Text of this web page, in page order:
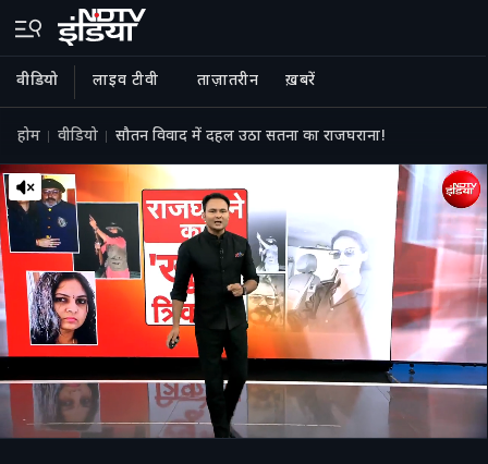
वीडियो लाइव टीवी ताज़ातरीन ख़बरें
होम वीडियो सौतन विवाद में दहल उठा सतना का राजघराना!